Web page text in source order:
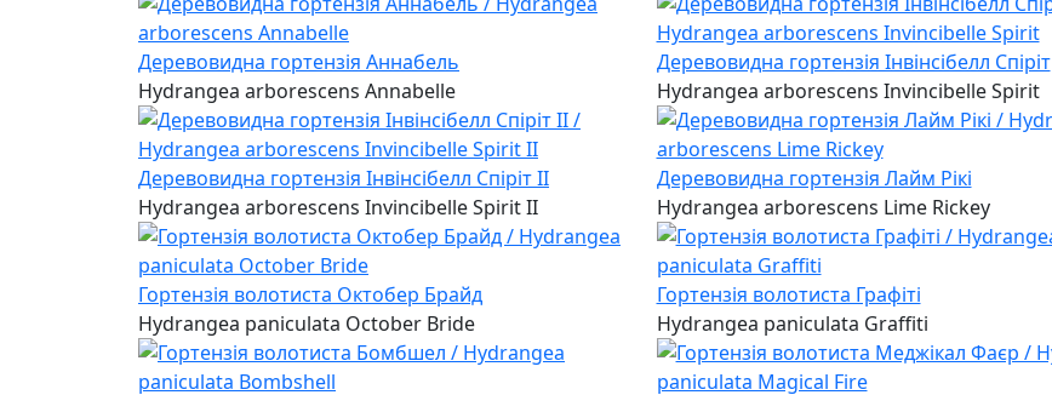
Деревовидна гортензія Аннабель
Hydrangea arborescens Annabelle
Деревовидна гортензія Інвінсібелл Спіріт
Hydrangea arborescens Invincibelle Spirit
Деревовидна гортензія Інвінсібелл Спіріт II
Hydrangea arborescens Invincibelle Spirit II
Деревовидна гортензія Лайм Рікі
Hydrangea arborescens Lime Rickey
Гортензія волотиста Октобер Брайд
Hydrangea paniculata October Bride
Гортензія волотиста Графіті
Hydrangea paniculata Graffiti